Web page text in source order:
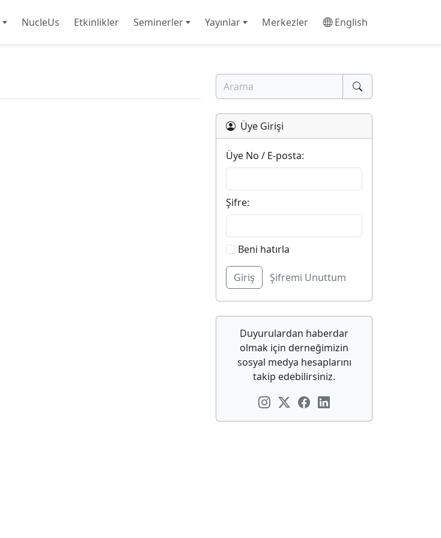
NucleUs Etkinlikler Seminerler Yayınlar Merkezler English
Üye Girişi
Üye No / E-posta:
Şifre:
Beni hatırla
Şifremi Unuttum
Duyurulardan haberdar
olmak için derneğimizin
sosyal medya hesaplarını
takip edebilirsiniz.